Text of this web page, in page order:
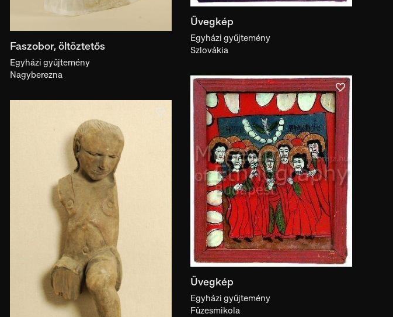
Faszobor, öltöztetős
Egyházi gyűjtemény
Nagyberezna
Üvegkép
Egyházi gyűjtemény
Szlovákia
Üvegkép
Egyházi gyűjtemény
Füzesmikola